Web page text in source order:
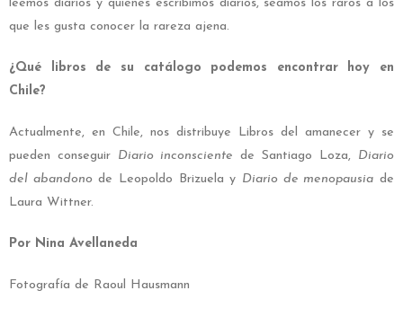
leemos diarios y quienes escribimos diarios, seamos los raros a los
que les gusta conocer la rareza ajena.
¿Qué libros de su catálogo podemos encontrar hoy en
Chile?
Actualmente, en Chile, nos distribuye Libros del amanecer y se
pueden conseguir Diario inconsciente de Santiago Loza, Diario
del abandonode Leopoldo Brizuela y Diario de menopausia de
Laura Wittner.
Por Nina Avellaneda
Fotografía de Raoul Hausmann